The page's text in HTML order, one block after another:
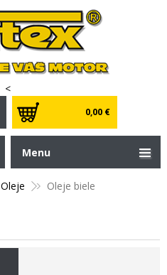
<
0,00 €
Oleje Oleje biele
Menu